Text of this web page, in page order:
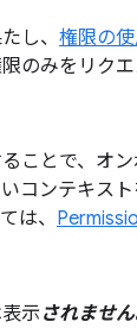
し、 権限の
のみをリクエ
ことで、オ
コンテキス
は、
示 されません